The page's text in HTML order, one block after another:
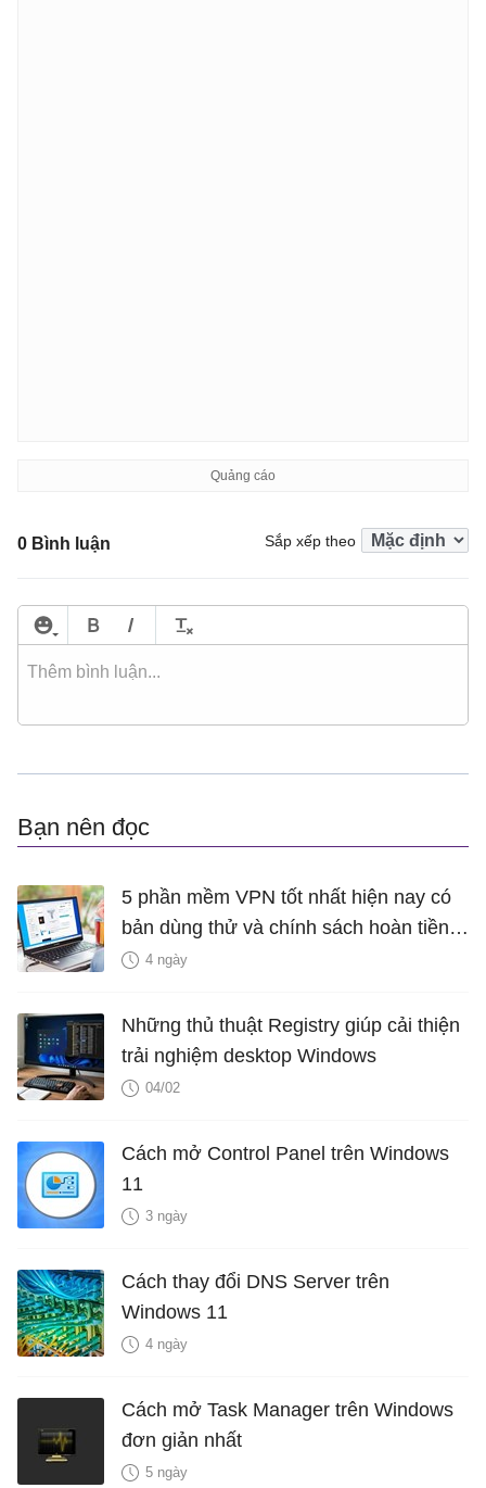
0 Bình luận Sắp xếp theo
Bạn nên đọc
5 phần mềm VPN tốt nhất hiện nay có
bản dùng thử và chính sách hoàn tiền
miễn phí
4 ngày
Những thủ thuật Registry giúp cải thiện
trải nghiệm desktop Windows
04/02
Cách mở Control Panel trên Windows
11
3 ngày
Cách thay đổi DNS Server trên
Windows 11
4 ngày
Cách mở Task Manager trên Windows
đơn giản nhất
5 ngày